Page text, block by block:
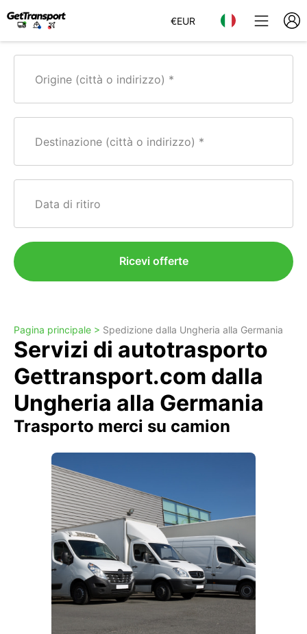
€EUR
Origine (città o indirizzo)
Destinazione (città o indirizzo)
Data di ritiro
Ricevi offerte
Pagina principale > Spedizione dalla Ungheria alla Germania
Servizi di autotrasporto
Gettransport.com dalla
Ungheria alla Germania
Trasporto merci su camion